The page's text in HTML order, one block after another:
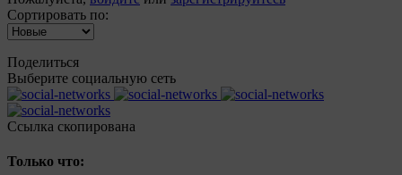
Сортировать по:
Поделиться
Выберите социальную сеть
Ccылка скопирована
Только что: